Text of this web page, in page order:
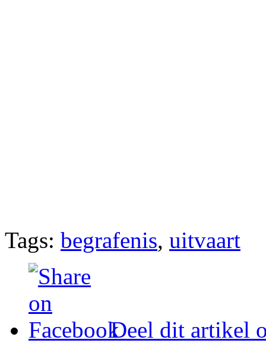
Tags: begrafenis, uitvaart
Deel dit artikel